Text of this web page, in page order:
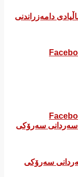
دامەزراندنی
سەرۆکی